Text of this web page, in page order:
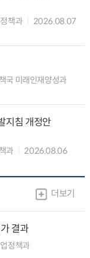
책과
2026.08.07
국 미래인재양성과
지침 개정안
과
2026.08.06
더보기
결과
정책과